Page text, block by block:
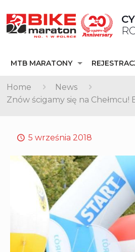
MTB MARATONY
Home
News
Znów ścigamy się na Chełmcu!
5 września 2018